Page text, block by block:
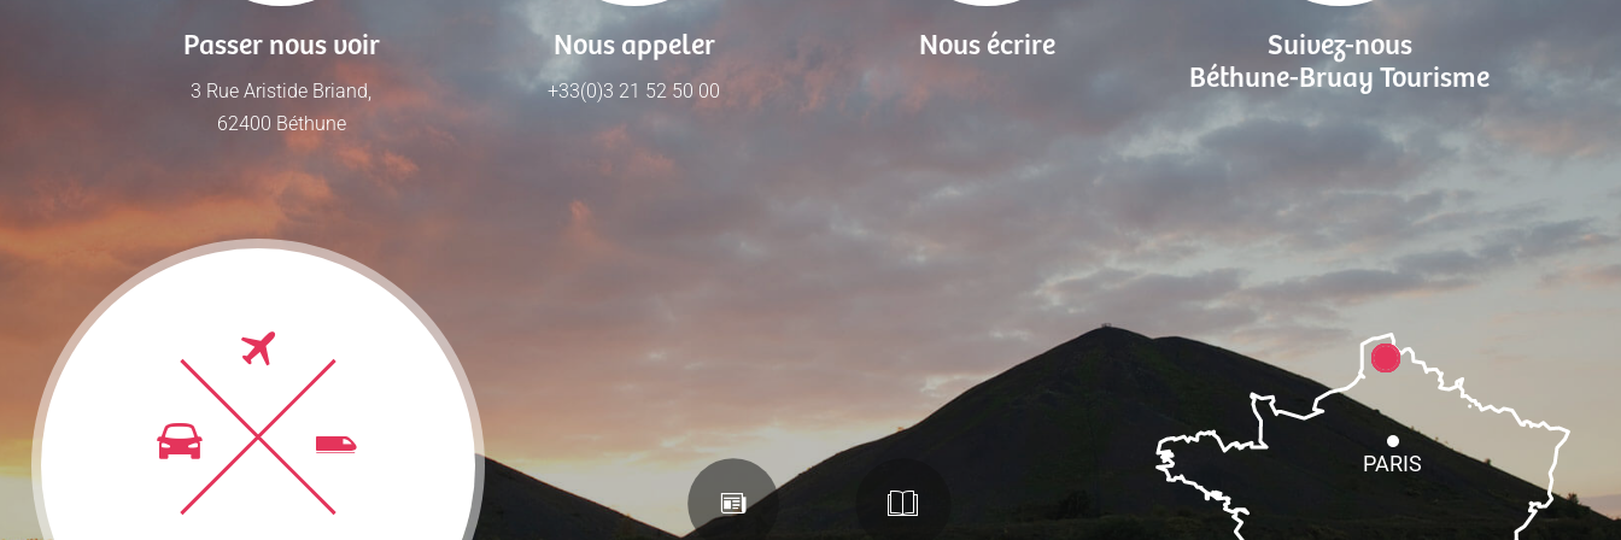
Passer nous voir
3 Rue Aristide Briand,
62400 Béthune
Nous appeler
+33(0)3 21 52 50 00
Nous écrire
Suivez-nous
Béthune-Bruay Tourisme
PARIS